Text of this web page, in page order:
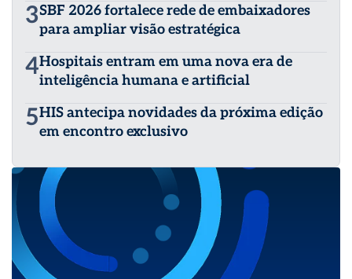
3SBF 2026 fortalece rede de embaixadores
para ampliar visão estratégica
4Hospitais entram em uma nova era de
inteligência humana e artificial
5HIS antecipa novidades da próxima edição
em encontro exclusivo